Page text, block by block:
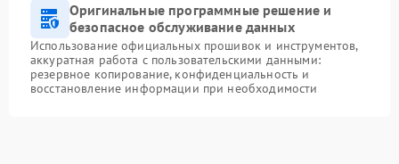
Оригинальные программные решение и
безопасное обслуживание данных
Использование официальных прошивок и инструментов,
аккуратная работа с пользовательскими данными:
резервное копирование, конфиденциальность и
восстановление информации при необходимости